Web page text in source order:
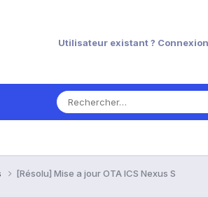
Utilisateur existant ? Connexion
[Résolu] Mise a jour OTA ICS Nexus S